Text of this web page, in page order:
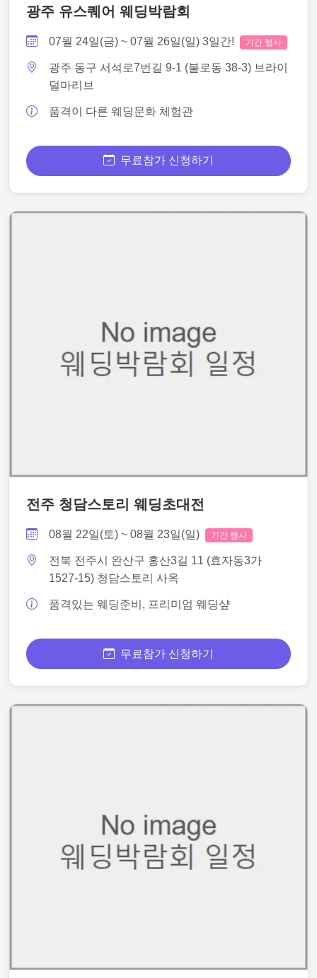
광주 유스퀘어 웨딩박람회
07월 24일(금) ~ 07월 26일(일) 3일간! 기간 행사
광주 동구 서석로7번길 9-1 (불로동 38-3) 브라이
덜마리브
품격이 다른 웨딩문화 체험관
무료참가 신청하기
전주 청담스토리 웨딩초대전
08월 22일(토) ~ 08월 23일(일) 기간 행사
전북 전주시 완산구 홍산3길 11 (효자동3가
1527-15) 청담스토리 사옥
품격있는 웨딩준비, 프리미엄 웨딩샾
무료참가 신청하기